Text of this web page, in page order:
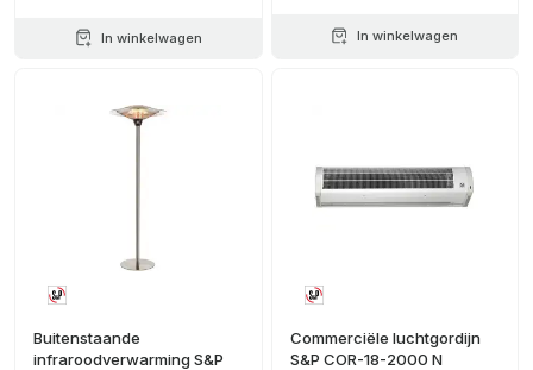
In winkelwagen In winkelwagen
Buitenstaande
infraroodverwarming S&P
Commerciële luchtgordijn
S&P COR-18-2000 N